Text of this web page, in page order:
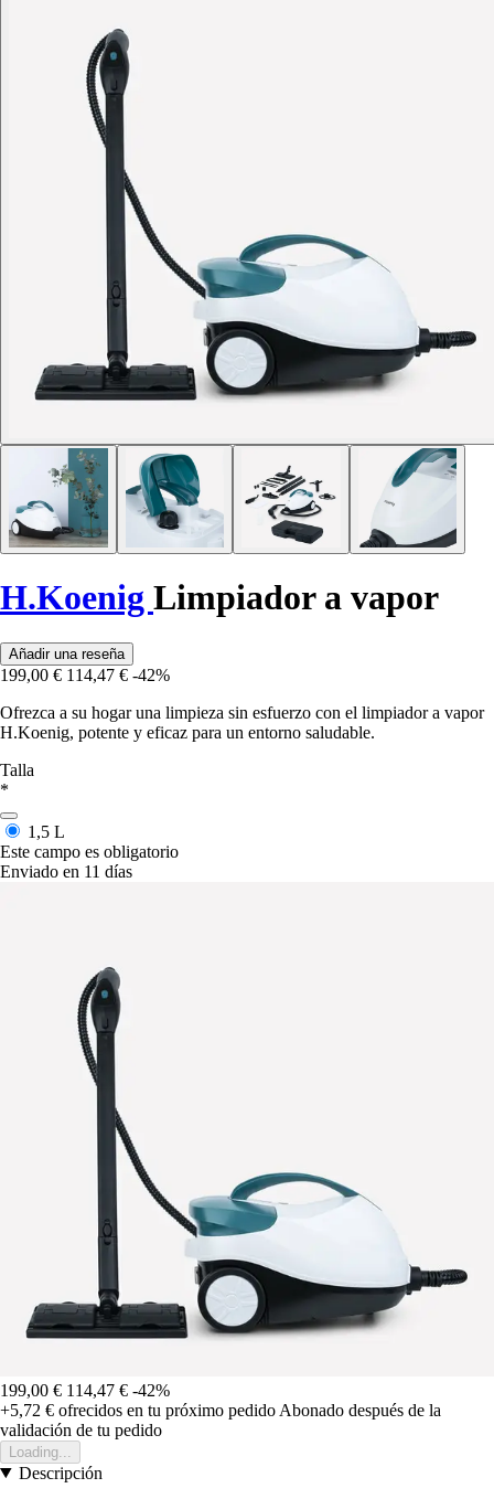
H.Koenig Limpiador a vapor
Añadir una reseña
199,00 € 114,47 € -42%
Ofrezca a su hogar una limpieza sin esfuerzo con el limpiador a vapor
H.Koenig, potente y eficaz para un entorno saludable.
Talla
*
1,5 L
Este campo es obligatorio
Enviado en 11 días
199,00 € 114,47 € -42%
+5,72 € ofrecidos en tu próximo pedido Abonado después de la
validación de tu pedido
Loading...
Descripción